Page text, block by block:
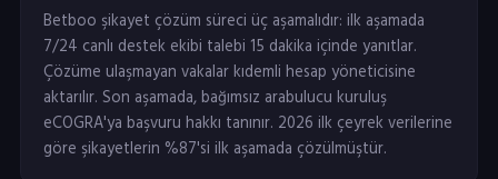
Betboo şikayet çözüm süreci üç aşamalıdır: ilk aşamada
7/24 canlı destek ekibi talebi 15 dakika içinde yanıtlar.
Çözüme ulaşmayan vakalar kıdemli hesap yöneticisine
aktarılır. Son aşamada, bağımsız arabulucu kuruluş
eCOGRA'ya başvuru hakkı tanınır. 2026 ilk çeyrek verilerine
göre şikayetlerin %87'si ilk aşamada çözülmüştür.